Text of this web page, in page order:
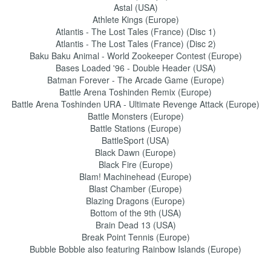
Astal (USA)
Athlete Kings (Europe)
Atlantis - The Lost Tales (France) (Disc 1)
Atlantis - The Lost Tales (France) (Disc 2)
Baku Baku Animal - World Zookeeper Contest (Europe)
Bases Loaded '96 - Double Header (USA)
Batman Forever - The Arcade Game (Europe)
Battle Arena Toshinden Remix (Europe)
Battle Arena Toshinden URA - Ultimate Revenge Attack (Europe)
Battle Monsters (Europe)
Battle Stations (Europe)
BattleSport (USA)
Black Dawn (Europe)
Black Fire (Europe)
Blam! Machinehead (Europe)
Blast Chamber (Europe)
Blazing Dragons (Europe)
Bottom of the 9th (USA)
Brain Dead 13 (USA)
Break Point Tennis (Europe)
Bubble Bobble also featuring Rainbow Islands (Europe)